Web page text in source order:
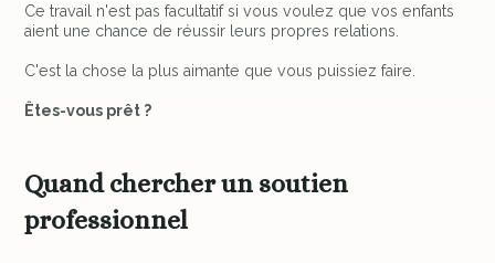
Ce travail n'est pas facultatif si vous voulez que vos enfants
aient une chance de réussir leurs propres relations.
C'est la chose la plus aimante que vous puissiez faire.
Êtes-vous prêt ?
Quand chercher un soutien
professionnel